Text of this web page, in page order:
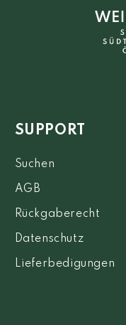
SUPPORT
Suchen
AGB
Rückgaberecht
Datenschutz
Lieferbedigungen